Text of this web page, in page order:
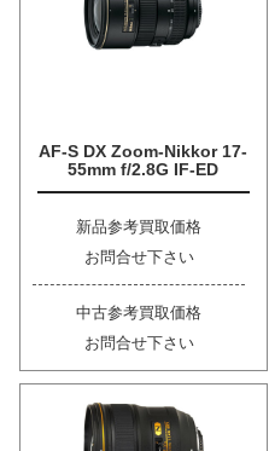
AF-S DX Zoom-Nikkor 17-
55mm f/2.8G IF-ED
新品参考買取価格
お問合せ下さい
中古参考買取価格
お問合せ下さい